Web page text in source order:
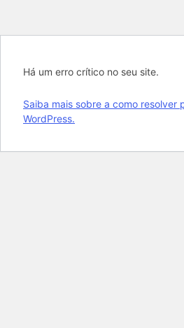
Há um erro crítico no seu site.
Saiba mais sobre a como resolver
WordPress.